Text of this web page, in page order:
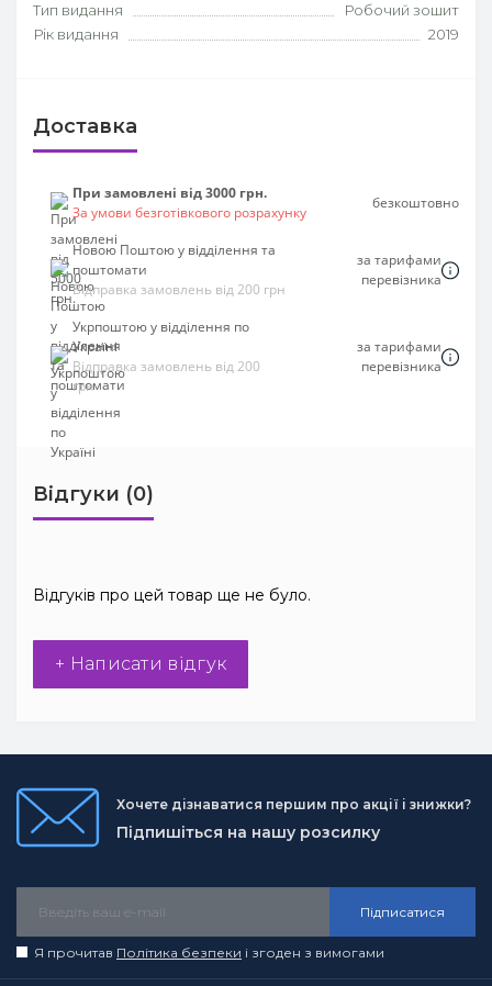
Тип видання
Робочий зошит
Рік видання
2019
Доставка
При замовлені від 3000 грн.
За умови безготівкового розрахунку
безкоштовно
Новою Поштою у відділення та
поштомати
Відправка замовлень від 200 грн
за тарифами
перевізника
Укрпоштою у відділення по
Україні
Відправка замовлень від 200
грн
за тарифами
перевізника
Відгуки (0)
Відгуків про цей товар ще не було.
+ Написати відгук
Хочете дізнаватися першим про акції і знижки?
Підпишіться на нашу розсилку
Підписатися
Я прочитав Політика безпеки і згоден з вимогами